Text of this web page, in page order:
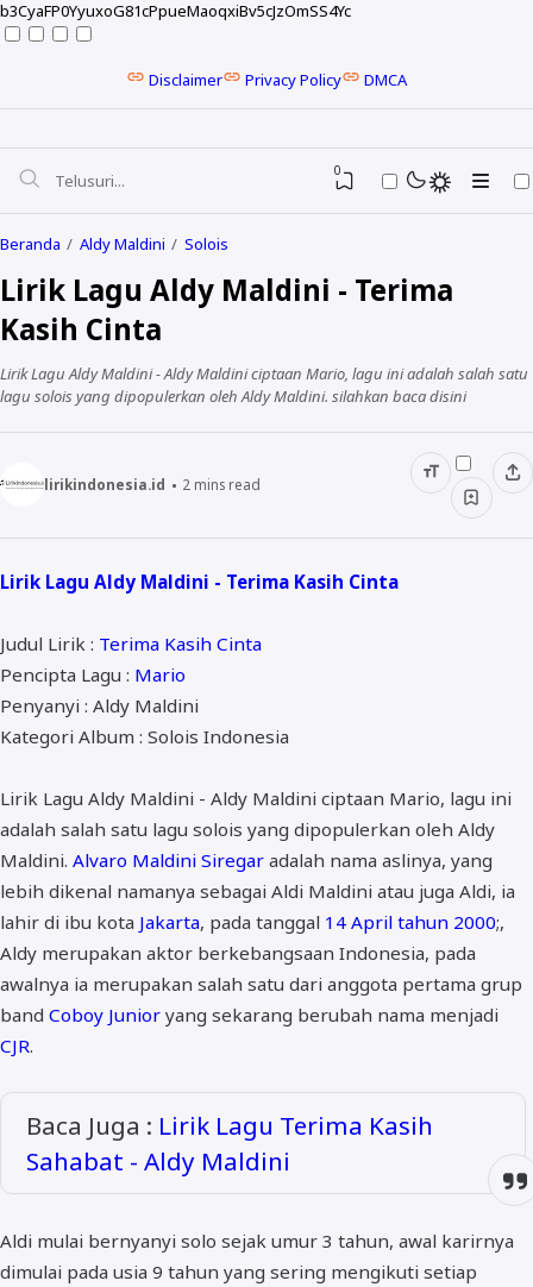
b3CyaFP0YyuxoG81cPpueMaoqxiBv5cJzOmSS4Yc
Disclaimer Privacy Policy DMCA
NELA KARISMA
ALMANAR
RELIGI RAMADHAN
NISA SABYAN
0
Beranda Aldy Maldini Solois
Lirik Lagu Aldy Maldini - Terima
Kasih Cinta
Lirik Lagu Aldy Maldini - Aldy Maldini ciptaan Mario, lagu ini adalah salah satu
lagu solois yang dipopulerkan oleh Aldy Maldini. silahkan baca disini
lirikindonesia.id 2mins read
Lirik Lagu Aldy Maldini - Terima Kasih Cinta
Judul Lirik : Terima Kasih Cinta
Pencipta Lagu : Mario
Penyanyi : Aldy Maldini
Kategori Album : Solois Indonesia
Lirik Lagu Aldy Maldini - Aldy Maldini ciptaan Mario, lagu ini
adalah salah satu lagu solois yang dipopulerkan oleh Aldy
Maldini. Alvaro Maldini Siregar adalah nama aslinya, yang
lebih dikenal namanya sebagai Aldi Maldini atau juga Aldi, ia
lahir di ibu kota Jakarta, pada tanggal 14 April tahun 2000;,
Aldy merupakan aktor berkebangsaan Indonesia, pada
awalnya ia merupakan salah satu dari anggota pertama grup
band Coboy Junior yang sekarang berubah nama menjadi
CJR.
Baca Juga : Lirik Lagu Terima Kasih
Sahabat - Aldy Maldini
Aldi mulai bernyanyi solo sejak umur 3 tahun, awal karirnya
dimulai pada usia 9 tahun yang sering mengikuti setiap